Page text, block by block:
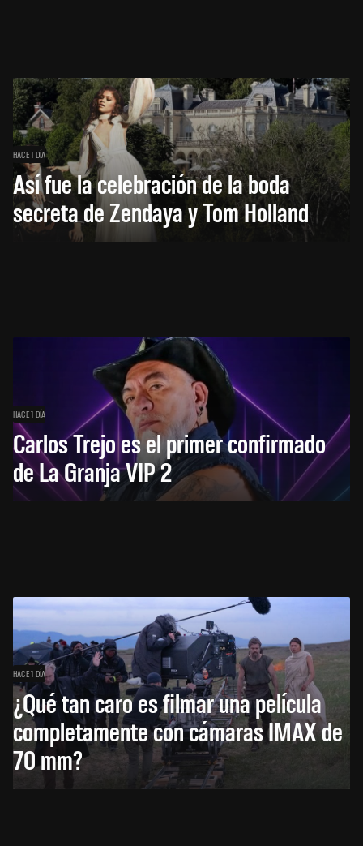
HACE 1 DÍA
Así fue la celebración de la boda
secreta de Zendaya y Tom Holland
HACE 1 DÍA
Carlos Trejo es el primer confirmado
de La Granja VIP 2
HACE 1 DÍA
¿Qué tan caro es filmar una película
completamente con cámaras IMAX de
70 mm?